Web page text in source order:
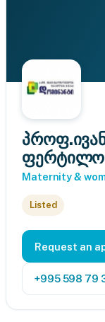
Maternity &
Listed
Request an
+995 598 79